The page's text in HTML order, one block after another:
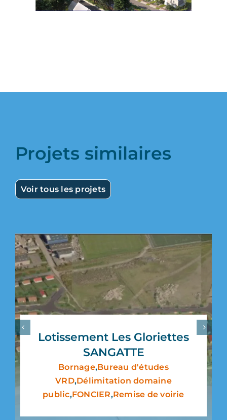
Projets similaires
Voir tous les projets
Lotissement Les Gloriettes
SANGATTE
Bornage,Bureau d'études
VRD,Délimitation domaine
public,FONCIER,Remise de voirie